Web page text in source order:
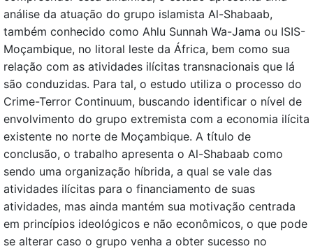
análise da atuação do grupo islamista Al-Shabaab,
também conhecido como Ahlu Sunnah Wa-Jama ou ISIS-
Moçambique, no litoral leste da África, bem como sua
relação com as atividades ilícitas transnacionais que lá
são conduzidas. Para tal, o estudo utiliza o processo do
Crime-Terror Continuum, buscando identificar o nível de
envolvimento do grupo extremista com a economia ilícita
existente no norte de Moçambique. A título de
conclusão, o trabalho apresenta o Al-Shabaab como
sendo uma organização híbrida, a qual se vale das
atividades ilícitas para o financiamento de suas
atividades, mas ainda mantém sua motivação centrada
em princípios ideológicos e não econômicos, o que pode
se alterar caso o grupo venha a obter sucesso no